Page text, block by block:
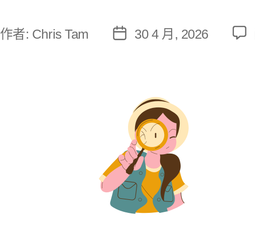
作者: Chris Tam
文
期
30 4 月, 2026